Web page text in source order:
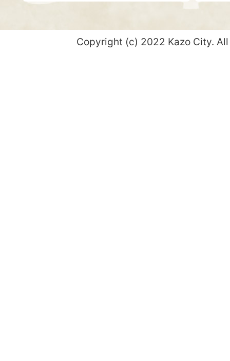
Copyright (c) 2022 Kazo City.